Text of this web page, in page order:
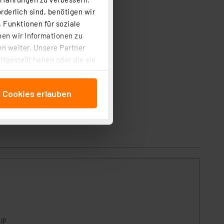
sind, benötigen wir
Funktionen für soziale
wir Informationen zu
weiter. Unsere Partner
haben oder die sie
(Art. 6
ist durch Klick auf den
dieser Daten zur
von Cookies
(1) lit. a DSGVO.
Datenschutzerklärung.
Cookies erlauben